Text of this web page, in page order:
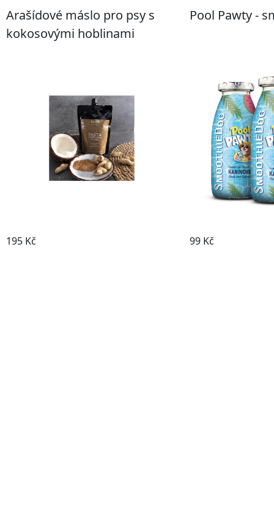
Arašídové máslo pro psy s
kokosovými hoblinami
195 Kč
Pool Pawty -
99 Kč